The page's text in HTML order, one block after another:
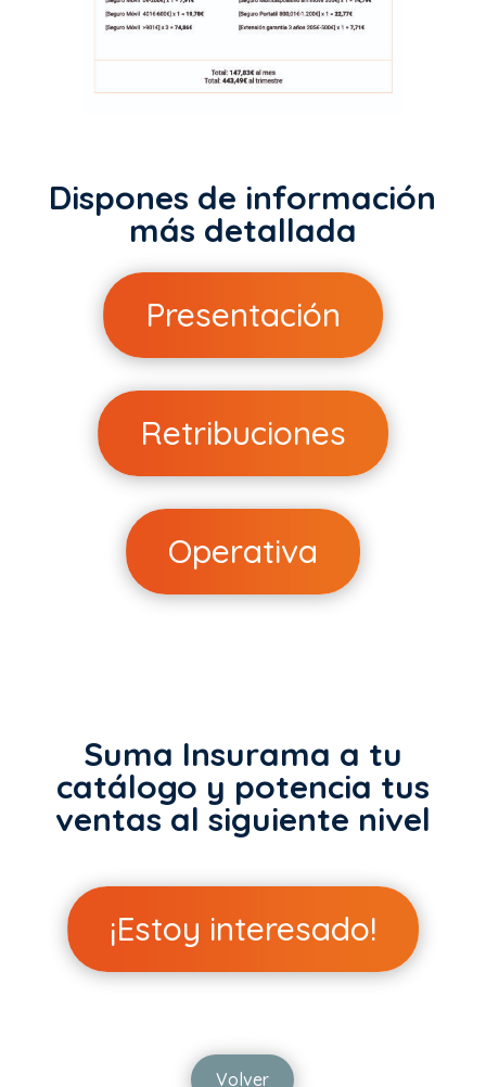
Dispones de información
más detallada
Presentación
Retribuciones
Operativa
Suma Insurama a tu
catálogo y potencia tus
ventas al siguiente nivel
¡Estoy interesado!
Volver